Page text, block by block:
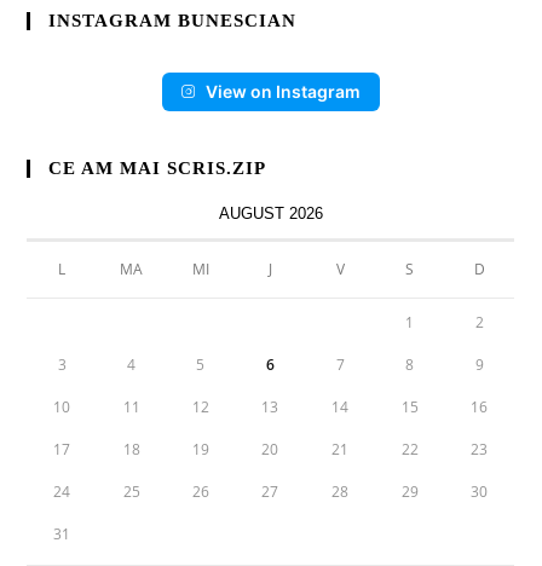
INSTAGRAM BUNESCIAN
View on Instagram
CE AM MAI SCRIS.ZIP
AUGUST 2026
L MA MI J V S D
1 2
3 4 5 6 7 8 9
10 11 12 13 14 15 16
17 18 19 20 21 22 23
24 25 26 27 28 29 30
31